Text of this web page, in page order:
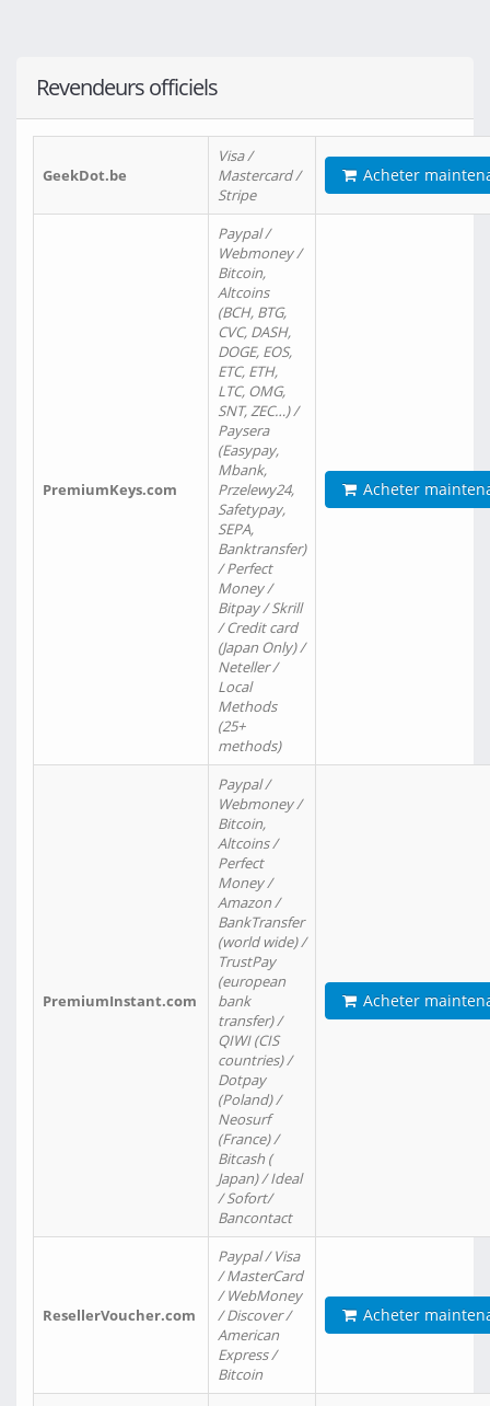
Revendeurs officiels
GeekDot.be
Visa /
Mastercard /
Stripe
Acheter
PremiumKeys.com
Paypal /
Webmoney /
Bitcoin,
Altcoins
(BCH, BTG,
CVC, DASH,
DOGE, EOS,
ETC, ETH,
LTC, OMG,
SNT, ZEC…) /
Paysera
(Easypay,
Mbank,
Przelewy24,
Safetypay,
SEPA,
Banktransfer)
/ Perfect
Money /
Bitpay / Skrill
/ Credit card
(Japan Only) /
Neteller /
Local
Methods
(25+
methods)
Acheter
PremiumInstant.com
Paypal /
Webmoney /
Bitcoin,
Altcoins /
Perfect
Money /
Amazon /
BankTransfer
(world wide) /
TrustPay
(european
bank
transfer) /
QIWI (CIS
countries) /
Dotpay
(Poland) /
Neosurf
(France) /
Bitcash (
Japan) / Ideal
/ Sofort/
Bancontact
Acheter
ResellerVoucher.com
Paypal / Visa
/ MasterCard
/ WebMoney
/ Discover /
American
Express /
Bitcoin
Acheter